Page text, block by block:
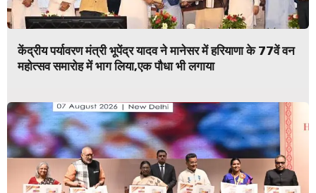
केंद्रीय पर्यावरण मंत्री भूपेंद्र यादव ने मानेसर में हरियाणा के 77वें वन
महोत्सव समारोह में भाग लिया,एक पौधा भी लगाया